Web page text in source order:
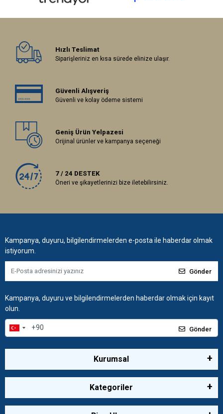
Hızlı Teslimat
Siparişleriniz en kısa sürede elinize ulaşır.
Güvenli Alışveriş
Güvenli ve kolay ödeme sistemi
Geniş Ürün Yelpazesi
Orijinal ürünler ve kampanya seçeneği
7 / 24 DESTEK
Öneri ve şikayetlerinizi bize iletebilirsiniz.
Kampanya, duyuru, bilgilendirmelerden e-posta ile haberdar olmak
istiyorum.
Gönder
Kampanya, duyuru ve bilgilendirmelerden haberdar olmak için kayıt
olun.
Gönder
Kurumsal
Kategoriler